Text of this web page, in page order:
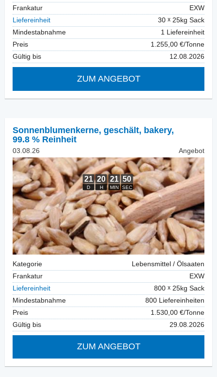
Frankatur
EXW
Liefereinheit
30
25kg Sack
Mindestabnahme
1 Liefereinheit
Preis
1.255,00 €/Tonne
Gültig bis
12.08.2026
ZUM ANGEBOT
Sonnenblumenkerne, geschält, bakery,
99.8 % Reinheit
03.08.26 Angebot
Kategorie
Lebensmittel / Ölsaaten
Frankatur
EXW
Liefereinheit
800
25kg Sack
Mindestabnahme
800 Liefereinheiten
Preis
1.530,00 €/Tonne
Gültig bis
29.08.2026
ZUM ANGEBOT